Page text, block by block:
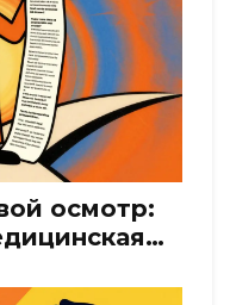
осмотр: